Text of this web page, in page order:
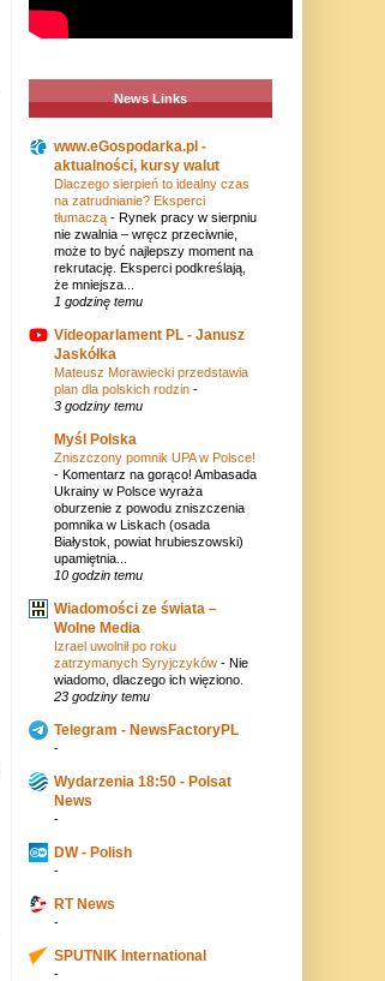
News Links
www.eGospodarka.pl -
aktualności, kursy walut
Dlaczego sierpień to idealny czas
na zatrudnianie? Eksperci
tłumaczą - Rynek pracy w sierpniu
nie zwalnia – wręcz przeciwnie,
może to być najlepszy moment na
rekrutację. Eksperci podkreślają,
że mniejsza...
1 godzinę temu
Videoparlament PL - Janusz
Jaskółka
Mateusz Morawiecki przedstawia
plan dla polskich rodzin -
3 godziny temu
Myśl Polska
Zniszczony pomnik UPA w Polsce!
- Komentarz na gorąco! Ambasada
Ukrainy w Polsce wyraża
oburzenie z powodu zniszczenia
pomnika w Liskach (osada
Białystok, powiat hrubieszowski)
upamiętnia...
10 godzin temu
Wiadomości ze świata –
Wolne Media
Izrael uwolnił po roku
zatrzymanych Syryjczyków - Nie
wiadomo, dlaczego ich więziono.
23 godziny temu
Telegram - NewsFactoryPL
-
Wydarzenia 18:50 - Polsat
News
-
DW - Polish
-
RT News
-
SPUTNIK International
-